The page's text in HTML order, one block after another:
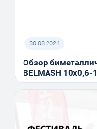
30.08.2024
Обзор
BELMASH 10x0,6-